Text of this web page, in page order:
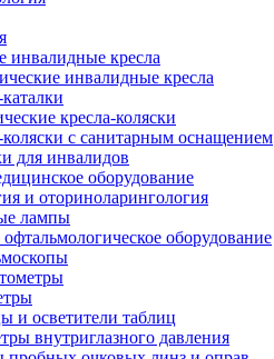
инвалидные кресла
инвалидные кресла
кресла-коляски
коляски с санитарным оснащением
для инвалидов
оборудование
и оториноларингология
лампы
оборудование
и осветители таблиц
внутриглазного давления